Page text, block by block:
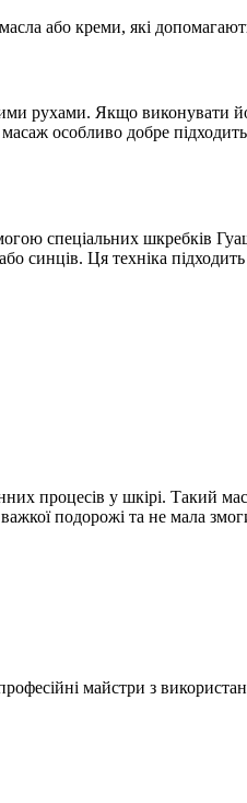
або креми, які
рухами. Якщо виконувати
особливо добре
спеціальних шкребків
Ця техніка
процесів у шкірі. Такий
подорожі та не мала
майстри з